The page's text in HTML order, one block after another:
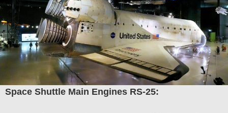
Space Shuttle Main Engines RS-25: